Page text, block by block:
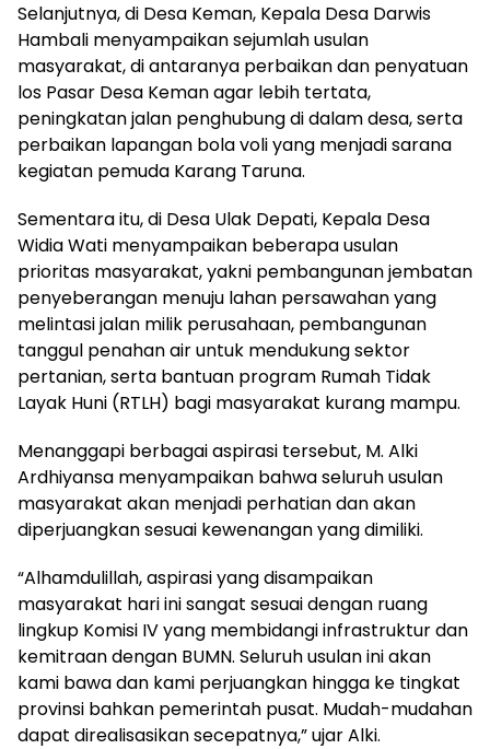
Selanjutnya, di Desa Keman, Kepala Desa Darwis
Hambali menyampaikan sejumlah usulan
masyarakat, di antaranya perbaikan dan penyatuan
los Pasar Desa Keman agar lebih tertata,
peningkatan jalan penghubung di dalam desa, serta
perbaikan lapangan bola voli yang menjadi sarana
kegiatan pemuda Karang Taruna.
Sementara itu, di Desa Ulak Depati, Kepala Desa
Widia Wati menyampaikan beberapa usulan
prioritas masyarakat, yakni pembangunan jembatan
penyeberangan menuju lahan persawahan yang
melintasi jalan milik perusahaan, pembangunan
tanggul penahan air untuk mendukung sektor
pertanian, serta bantuan program Rumah Tidak
Layak Huni (RTLH) bagi masyarakat kurang mampu.
Menanggapi berbagai aspirasi tersebut, M. Alki
Ardhiyansa menyampaikan bahwa seluruh usulan
masyarakat akan menjadi perhatian dan akan
diperjuangkan sesuai kewenangan yang dimiliki.
“Alhamdulillah, aspirasi yang disampaikan
masyarakat hari ini sangat sesuai dengan ruang
lingkup Komisi IV yang membidangi infrastruktur dan
kemitraan dengan BUMN. Seluruh usulan ini akan
kami bawa dan kami perjuangkan hingga ke tingkat
provinsi bahkan pemerintah pusat. Mudah-mudahan
dapat direalisasikan secepatnya,” ujar Alki.